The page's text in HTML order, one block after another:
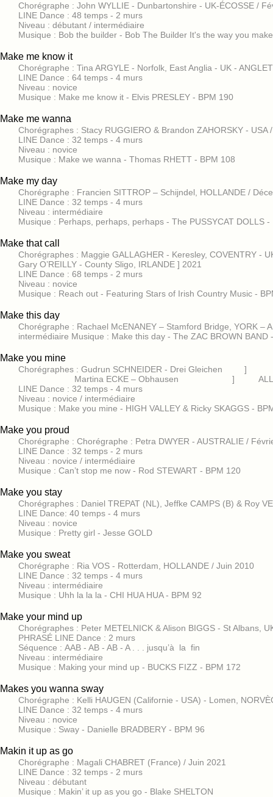
Chorégraphe : John WYLLIE - Dunbartonshire - UK-ÉCOSSE /
LINE Dance : 48 temps - 2 murs
Niveau : débutant / intermédiaire
Musique : Bob the builder - Bob The Builder It's the way you
Make me know it
Chorégraphe : Tina ARGYLE - Norfolk, East Anglia - UK -
LINE Dance : 64 temps - 4 murs
Niveau : novice
Musique : Make me know it - Elvis PRESLEY - BPM 190
Make me wanna
Chorégraphes : Stacy RUGGIERO & Brandon ZAHORSKY - USA
LINE Dance : 32 temps - 4 murs
Niveau : novice
Musique : Make we wanna - Thomas RHETT - BPM 108
Make my day
Chorégraphe : Francien SITTROP – Schijndel, HOLLANDE /
LINE Dance : 32 temps - 4 murs
Niveau : intermédiaire
Musique : Perhaps, perhaps, perhaps - The PUSSYCAT DOLLS -
Make that call
Chorégraphes : Maggie GALLAGHER - Keresley, COVENTRY -
Gary O’REILLY - County Sligo, IRLANDE ] 2021
LINE Dance : 68 temps - 2 murs
Niveau : novice
Musique : Reach out - Featuring Stars of Irish Country Music -
Make this day
Chorégraphe : Rachael McENANEY – Stamford Bridge, YORK –
intermédiaire Musique : Make this day - The ZAC BROWN BAND
Make you mine
Chorégraphes : Gudrun SCHNEIDER - Drei Gleichen ]
Martina ECKE – Obhausen ]
LINE Dance : 32 temps - 4 murs
Niveau : novice / intermédiaire
Musique : Make you mine - HIGH VALLEY & Ricky SKAGGS -
Make you proud
Chorégraphe : Chorégraphe : Petra DWYER - AUSTRALIE /
LINE Dance : 32 temps - 2 murs
Niveau : novice / intermédiaire
Musique : Can’t stop me now - Rod STEWART - BPM 120
Make you stay
Chorégraphes : Daniel TREPAT (NL), Jeffke CAMPS (B) & Roy
LINE Dance: 40 temps - 4 murs
Niveau : novice
Musique : Pretty girl - Jesse GOLD
Make you sweat
Chorégraphe : Ria VOS - Rotterdam, HOLLANDE / Juin 2010
LINE Dance : 32 temps - 4 murs
Niveau : intermédiaire
Musique : Uhh la la la - CHI HUA HUA - BPM 92
Make your mind up
Chorégraphes : Peter METELNICK & Alison BIGGS - St Albans,
PHRASÉ LINE Dance : 2 murs
Séquence : AAB - AB - AB - A . . . jusqu’à la fin
Niveau : intermédiaire
Musique : Making your mind up - BUCKS FIZZ - BPM 172
Makes you wanna sway
Chorégraphe : Kelli HAUGEN (Californie - USA) - Lomen,
LINE Dance : 32 temps - 4 murs
Niveau : novice
Musique : Sway - Danielle BRADBERY - BPM 96
Makin it up as go
Chorégraphe : Magali CHABRET (France) / Juin 2021
LINE Dance : 32 temps - 2 murs
Niveau : débutant
Musique : Makin’ it up as you go - Blake SHELTON